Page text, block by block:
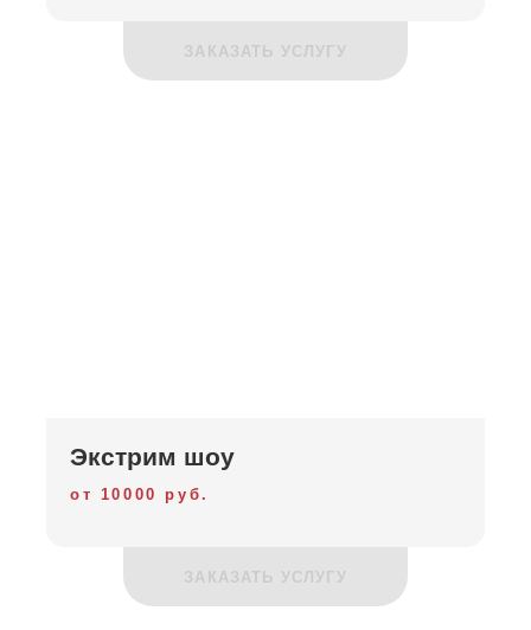
ЗАКАЗАТЬ УСЛУГУ
Экстрим шоу
от 10000 руб.
ЗАКАЗАТЬ УСЛУГУ